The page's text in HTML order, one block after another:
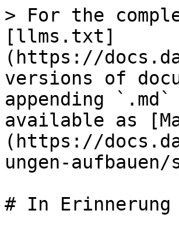
> For the
[llms.txt]
(https://
versions of
appending
available as
(https://
ungen-
# In